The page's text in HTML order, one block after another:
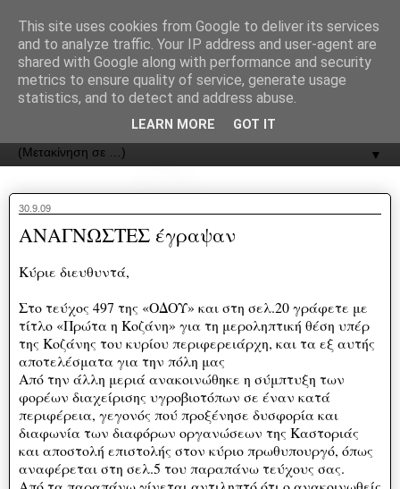
ΟΔΟΣ
▼
30.9.09
ΑΝΑΓΝΩΣΤΕΣ έγραψαν
Κύριε διευθυντά,
Στο τεύχος 497 της «ΟΔΟΥ» και στη σελ.20 γράφετε με
τίτλο «Πρώτα η Κοζάνη» για τη μεροληπτική θέση υπέρ
της Κοζάνης του κυρίου περιφερειάρχη, και τα εξ αυτής
αποτελέσματα για την πόλη μας
Από την άλλη μεριά ανακοινώθηκε η σύμπτυξη των
φορέων διαχείρισης υγροβιοτόπων σε έναν κατά
περιφέρεια, γεγονός πού προξένησε δυσφορία και
διαφωνία των διαφόρων οργανώσεων της Καστοριάς
και αποστολή επιστολής στον κύριο πρωθυπουργό, όπως
αναφέρεται στη σελ.5 του παραπάνω τεύχους σας.
This site uses cookies from Google to deliver its services
and to analyze traffic. Your IP address and user-agent are
shared with Google along with performance and security
metrics to ensure quality of service, generate usage
statistics, and to detect and address abuse.
LEARN MORE GOT IT